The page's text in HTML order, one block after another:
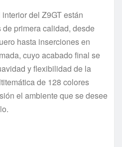
del Z9GT están
primera calidad, desde
hasta inserciones en
cuyo acabado final se
y flexibilidad de la
de 128 colores
el ambiente que se desee